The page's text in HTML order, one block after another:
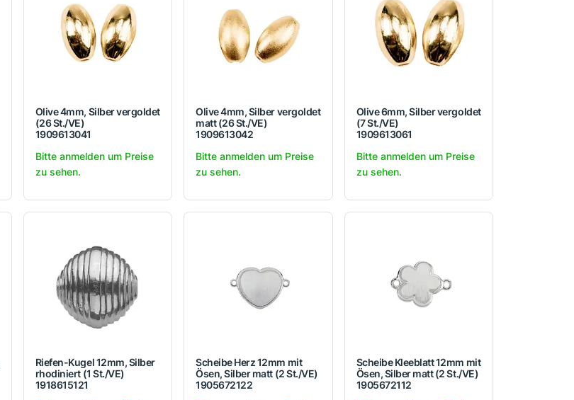
Olive 4mm, Silber vergoldet
(26 St./VE)
1909613041
Bitte anmelden um Preise
zu sehen.
Olive 4mm, Silber vergoldet
matt (26 St./VE)
1909613042
Bitte anmelden um Preise
zu sehen.
Olive 6mm, Silber vergoldet
(7 St./VE)
1909613061
Bitte anmelden um Preise
zu sehen.
Riefen-Kugel 12mm, Silber
rhodiniert (1 St./VE)
1918615121
Scheibe Herz 12mm mit
Ösen, Silber matt (2 St./VE)
1905672122
Scheibe Kleeblatt 12mm mit
Ösen, Silber matt (2 St./VE)
1905672112